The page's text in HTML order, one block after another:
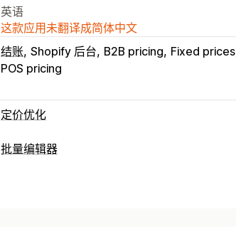
英语
这款应用未翻译成简体中文
结账 Shopify 后台 B2B pricing Fixed prices
POS pricing
定价优化
定价管理
批量编辑器